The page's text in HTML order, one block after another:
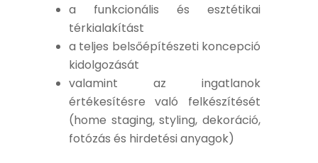
a funkcionális és esztétikai
térkialakítást
a teljes belsőépítészeti koncepció
kidolgozását
valamint az ingatlanok
értékesítésre való felkészítését
(home staging, styling, dekoráció,
fotózás és hirdetési anyagok)